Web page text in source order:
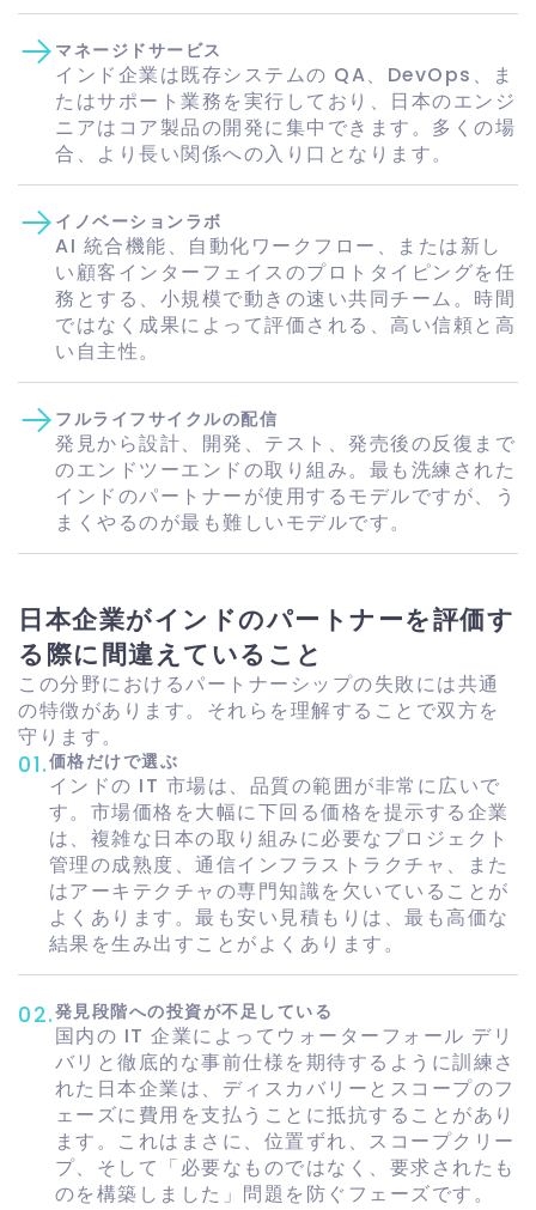
マネージドサービス
インド企業は既存システムの QA、DevOps、ま
たはサポート業務を実行しており、日本のエンジ
ニアはコア製品の開発に集中できます。多くの場
合、より長い関係への入り口となります。
イノベーションラボ
AI 統合機能、自動化ワークフロー、または新し
い顧客インターフェイスのプロトタイピングを任
務とする、小規模で動きの速い共同チーム。時間
ではなく成果によって評価される、高い信頼と高
い自主性。
フルライフサイクルの配信
発見から設計、開発、テスト、発売後の反復まで
のエンドツーエンドの取り組み。最も洗練された
インドのパートナーが使用するモデルですが、う
まくやるのが最も難しいモデルです。
日本企業がインドのパートナーを評価す
る際に間違えていること
この分野におけるパートナーシップの失敗には共通
の特徴があります。それらを理解することで双方を
守ります。
01.価格だけで選ぶ
インドの IT 市場は、品質の範囲が非常に広いで
す。市場価格を大幅に下回る価格を提示する企業
は、複雑な日本の取り組みに必要なプロジェクト
管理の成熟度、通信インフラストラクチャ、また
はアーキテクチャの専門知識を欠いていることが
よくあります。最も安い見積もりは、最も高価な
結果を生み出すことがよくあります。
02.発見段階への投資が不足している
国内の IT 企業によってウォーターフォール デリ
バリと徹底的な事前仕様を期待するように訓練さ
れた日本企業は、ディスカバリーとスコープのフ
ェーズに費用を支払うことに抵抗することがあり
ます。これはまさに、位置ずれ、スコープクリー
プ、そして「必要なものではなく、要求されたも
のを構築しました」問題を防ぐフェーズです。